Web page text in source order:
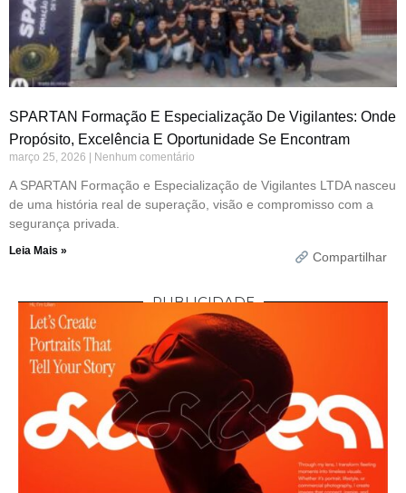
SPARTAN Formação E Especialização De Vigilantes: Onde
Propósito, Excelência E Oportunidade Se Encontram
março 25, 2026 Nenhum comentário
A SPARTAN Formação e Especialização de Vigilantes LTDA nasceu
de uma história real de superação, visão e compromisso com a
segurança privada.
Leia Mais » Compartilhar
PUBLICIDADE